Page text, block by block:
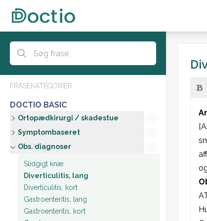
FRASEKATEGORIER
DOCTIO BASIC
Ortopædkirurgi / skadestue
Symptombaseret
Obs. diagnoser
Slidgigt knæ
Diverticulitis, lang
Diverticulitis, kort
Gastroenteritis, lang
Gastroenteritis, kort